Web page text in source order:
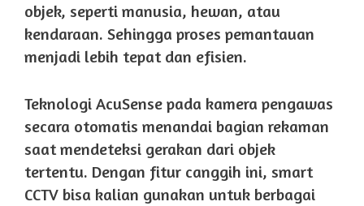
objek, seperti manusia, hewan, atau
kendaraan. Sehingga proses pemantauan
menjadi lebih tepat dan efisien.
Teknologi AcuSense pada kamera pengawas
secara otomatis menandai bagian rekaman
saat mendeteksi gerakan dari objek
tertentu. Dengan fitur canggih ini, smart
CCTV bisa kalian gunakan untuk berbagai